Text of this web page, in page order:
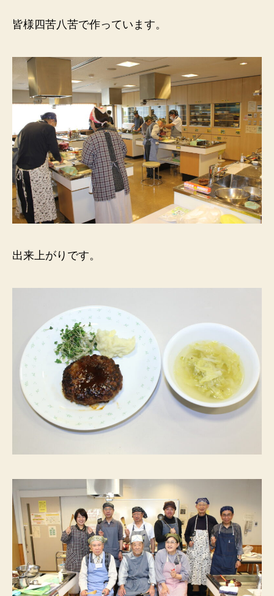
皆様四苦八苦で作っています。
出来上がりです。